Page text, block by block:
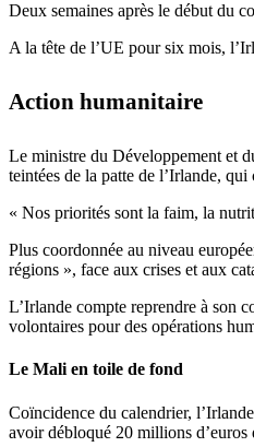
Deux semaines après le début du
A la tête de l’UE pour six mois,
Action humanitaire
Le ministre du Développement et
teintées de la patte de l’Irlande,
« Nos priorités sont la faim, la
Plus coordonnée au niveau
régions », face aux crises et aux
L’Irlande compte reprendre à son
volontaires pour des opérations
Le Mali en toile de fond
Coïncidence du calendrier,
avoir débloqué 20 millions d’euros